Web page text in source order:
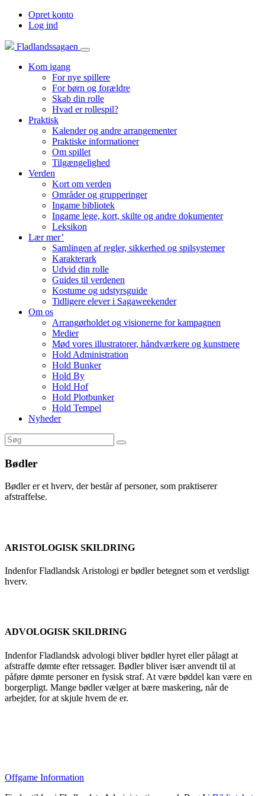
Opret konto
Log ind
Fladlandssagaen
Kom igang
For nye spillere
For børn og forældre
Skab din rolle
Hvad er rollespil?
Praktisk
Kalender og andre arrangementer
Praktiske informationer
Om spillet
Tilgængelighed
Verden
Kort om verden
Områder og grupperinger
Ingame bibliotek
Ingame lege, kort, skilte og andre dokumenter
Leksikon
Lær mer’
Samlingen af regler, sikkerhed og spilsystemer
Karakterark
Udvid din rolle
Guides til verdenen
Kostume og udstyrsguide
Tidligere elever i Sagaweekender
Om os
Arrangørholdet og visionerne for kampagnen
Medier
Mød vores illustratorer, håndværkere og kunstnere
Hold Administration
Hold Bunker
Hold By
Hold Hof
Hold Plotbunker
Hold Tempel
Nyheder
Bødler
Bødler er et hverv, der består af personer, som praktiserer
afstraffelse.
ARISTOLOGISK SKILDRING
Indenfor Fladlandsk Aristologi er bødler betegnet som et verdsligt
hverv.
ADVOLOGISK SKILDRING
Indenfor Fladlandsk advologi bliver bødler hyret eller pålagt at
afstraffe dømte efter retssager. Bødler bliver især anvendt til at
påføre dømte personer en fysisk straf. At være bøddel kan være en
borgerpligt. Mange bødler vælger at bære maskering, når de
arbejder, for at skjule hvem de er.
Offgame Information